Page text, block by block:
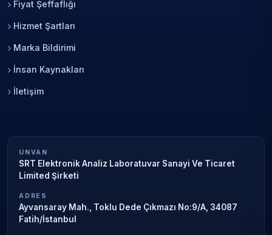
Fiyat Şeffaflığı
Hizmet Şartları
Marka Bildirimi
İnsan Kaynakları
İletişim
UNVAN
SRT Elektronik Analiz Laboratuvar Sanayi Ve Ticaret
Limited Şirketi
ADRES
Ayvansaray Mah., Toklu Dede Çıkmazı No:9/A, 34087
Fatih/İstanbul